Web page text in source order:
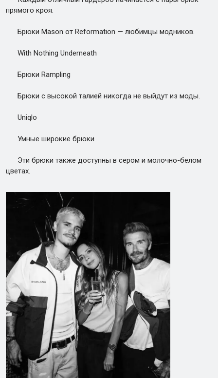
прямого кроя.
Брюки Mason от Reformation — любимцы модников.
With Nothing Underneath
Брюки Rampling
Брюки с высокой талией никогда не выйдут из моды.
Uniqlo
Умные широкие брюки
Эти брюки также доступны в сером и молочно-белом
цветах.